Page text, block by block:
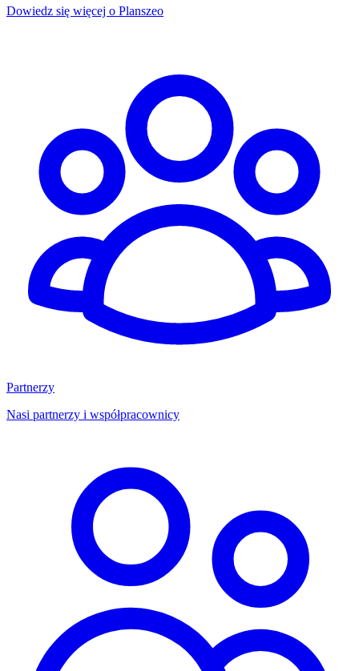
Dowiedz się więcej o Planszeo
Partnerzy
Nasi partnerzy i współpracownicy